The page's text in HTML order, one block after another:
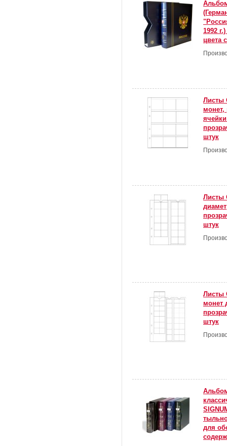
1992
цвета
Листы
монет,
штук
Листы
штук
Листы
монет
штук
для